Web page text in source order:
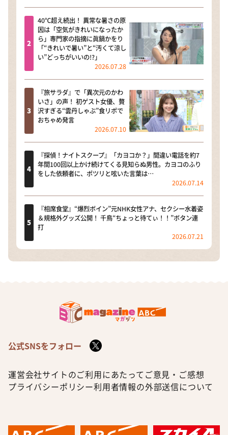
40℃超え続出！ 異常な暑さの原
因は「空気がきれいになったか
ら」専門家の指摘に眞鍋かをり
「“きれいで暑い”と“汚くて涼し
い”どっちがいいの!?」
2026.07.28
『旅サラダ』で「異次元のかわ
いさ」の声！ 初ゲスト女優、贅
沢すぎる“雲丹しゃぶ”食リポで
おちゃめ発言
2026.07.10
『探偵！ナイトスクープ』「カヨコか？」間違い電話を約7
年間100回以上かけ続けてくる見知らぬ男性。カヨコのふり
をした依頼者に、ポツリと呟いた言葉は…
2026.07.14
『相席食堂』“爆烈ボイン”元NHK女性アナ、セクシー水着姿
＆規格外グッズ公開！ 千鳥“ちょっと待てぃ！！”ボタン連
打
2026.07.21
公式SNSをフォロー
運営会社サイトのご利用にあたって ご意見・ご感想
プライバシーポリシー利用者情報の外部送信について